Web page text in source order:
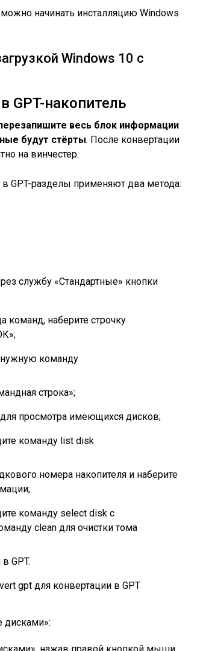
начинать инсталляцию Windows
Windows 10 с
GPT-накопитель
весь блок информации
будут стёрты. После конвертации
на винчестер.
GPT-разделы применяют два метода:
службу «Стандартные» кнопки
команд, наберите строчку
нужную команду
строка»;
просмотра имеющихся дисков;
команду list disk
номера накопителя и наберите
команду select disk с
clean для очистки тома
GPT.
gpt для конвертации в GPT
дисками»: